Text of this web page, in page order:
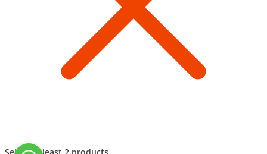
Select at least 2 products